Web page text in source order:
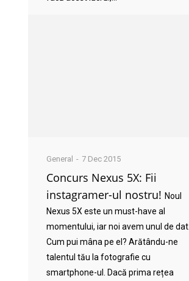
General 7 Dec 2015
Concurs Nexus 5X: Fii
instagramer-ul nostru! Noul
Nexus 5X este un must-have al
momentului, iar noi avem unul de dat.
Cum pui mâna pe el? Arătându-ne
talentul tău la fotografie cu
smartphone-ul. Dacă prima rețea